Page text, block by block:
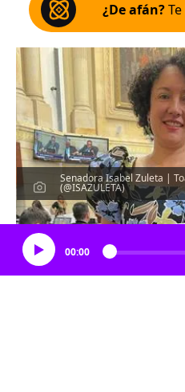
¿De afán?
Senadora Isabel Zuleta |
(@ISAZULETA)
Escucha
00:00